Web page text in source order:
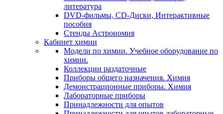
литература
DVD-фильмы, CD-Диски, Интерактивные
пособия
Стенды Астрономия
Кабинет химии
Модели по химии. Учебное оборудование по
химии.
Коллекции раздаточные
Приборы общего назначения. Химия
Демонстрационные приборы. Химия
Лабораторные приборы
Принадлежности для опытов